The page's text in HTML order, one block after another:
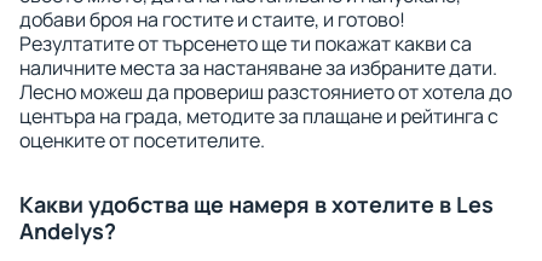
добави броя на гостите и стаите, и готово!
Резултатите от търсенето ще ти покажат какви са
наличните места за настаняване за избраните дати.
Лесно можеш да провериш разстоянието от хотела до
центъра на града, методите за плащане и рейтинга с
оценките от посетителите.
Какви удобства ще намеря в хотелите в Les
Andelys?